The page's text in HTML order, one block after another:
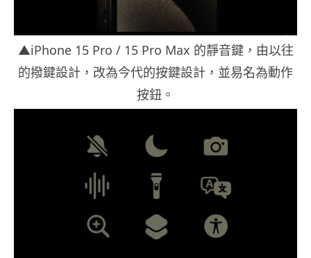
▲iPhone 15 Pro / 15 Pro Max 的靜音鍵，由以往
的撥鍵設計，改為今代的按鍵設計，並易名為動作
按鈕。